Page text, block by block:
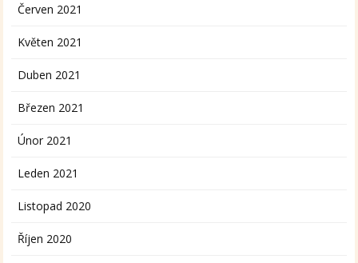
Červen 2021
Květen 2021
Duben 2021
Březen 2021
Únor 2021
Leden 2021
Listopad 2020
Říjen 2020